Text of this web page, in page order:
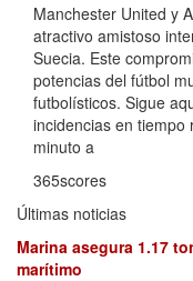
Manchester United y
atractivo amistoso
Suecia. Este
potencias del fútbol
futbolísticos. Sigue
incidencias en tiempo
minuto a
365scores
Últimas noticias
Marina asegura 1.17
marítimo